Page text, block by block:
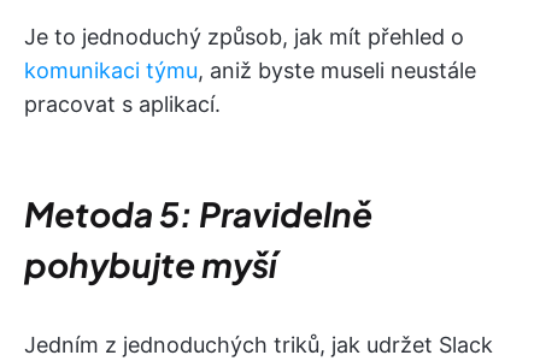
Je to jednoduchý způsob, jak mít přehled o
komunikaci týmu, aniž byste museli neustále
pracovat s aplikací.
Metoda 5: Pravidelně
pohybujte myší
Jedním z jednoduchých triků, jak udržet Slack